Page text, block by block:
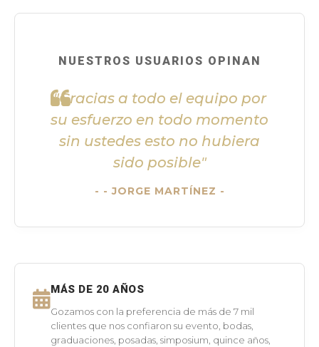
NUESTROS USUARIOS OPINAN
"Gracias a todo el equipo por
su esfuerzo en todo momento
sin ustedes esto no hubiera
sido posible"
- JORGE MARTÍNEZ -
MÁS DE 20 AÑOS
Gozamos con la preferencia de más de 7 mil
clientes que nos confiaron su evento, bodas,
graduaciones, posadas, simposium, quince años,